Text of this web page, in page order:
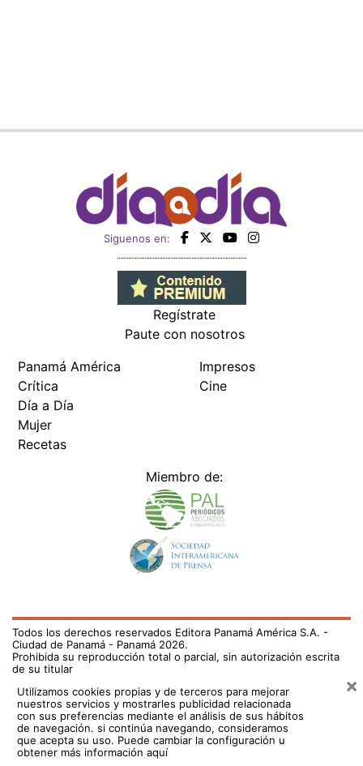
Siguenos en:
Regístrate
Paute con nosotros
Panamá América
Crítica
Día a Día
Mujer
Recetas
Impresos
Cine
Miembro de:
Todos los derechos reservados Editora Panamá América S.A. -
Ciudad de Panamá - Panamá 2026.
Prohibida su reproducción total o parcial, sin autorización escrita
de su titular
Utilizamos cookies propias y de terceros para mejorar
nuestros servicios y mostrarles publicidad relacionada
con sus preferencias mediante el análisis de sus hábitos
de navegación. si continúa navegando, consideramos
que acepta su uso. Puede cambiar la configuración u
obtener más información aquí
×